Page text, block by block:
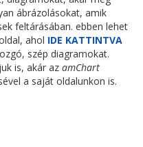
ábrázolásokat, amik
feltárásában. ebben lehet
ahol IDE KATTINTVA
szép diagramokat.
is, akár az amChart
a saját oldalunkon is.